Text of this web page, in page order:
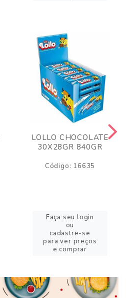
LOLLO CHOCOLATE
30X28GR 840GR
Código: 16635
Faça seu login
ou
cadastre-se
para ver preços
e comprar